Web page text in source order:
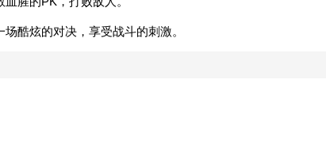
酷炫的对决，享受战斗的刺激。